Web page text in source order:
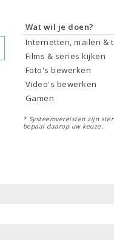
Wat wil je doen?
Internetten, mailen &
Films & series kijken
Foto's bewerken
Video's bewerken
Gamen
* Systeemvereisten zijn
bepaal daarop uw keuze.